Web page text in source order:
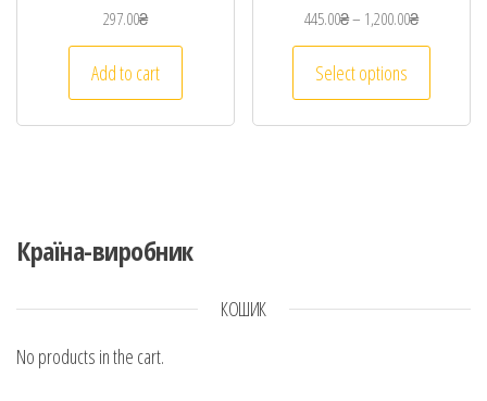
297.00₴
Add to cart
445.00₴– 1,200.00₴
Select options
Країна-виробник
КОШИК
No products in the cart.